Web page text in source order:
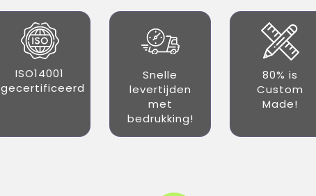
ISO14001
gecertificeerd
Snelle
levertijden
met
bedrukking!
80% is
Custom
Made!